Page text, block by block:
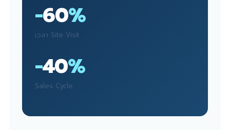
−60%
เวลา Site Visit
−40%
Sales Cycle